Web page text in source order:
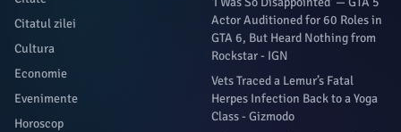
Citatul zilei
Cultura
Economie
Evenimente
Horoscop
Actor Auditioned for 60 Roles in
GTA 6, But Heard Nothing from
Rockstar - IGN
Vets Traced a Lemur’s Fatal
Herpes Infection Back to a Yoga
Class - Gizmodo